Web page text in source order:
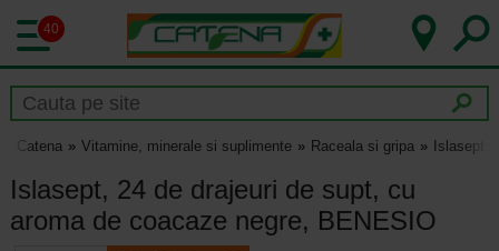
40
Catena Vitamine, minerale si suplimente Raceala si gripa Islasept,
Islasept, 24 de drajeuri de supt, cu
aroma de coacaze negre, BENESIO